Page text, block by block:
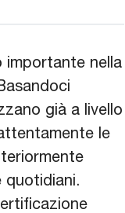
importante nella
già a livello
le
quotidiani.